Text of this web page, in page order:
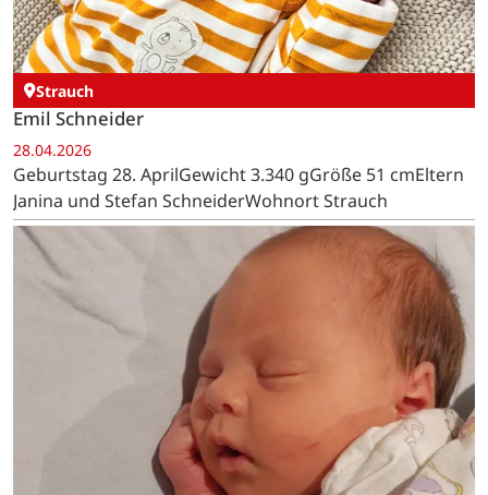
Strauch
Emil Schneider
28.04.2026
Geburtstag 28. AprilGewicht 3.340 gGröße 51 cmEltern
Janina und Stefan SchneiderWohnort Strauch